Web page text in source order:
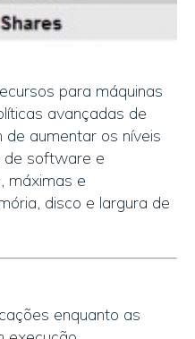
para máquinas
avançadas de
aumentar os níveis
de software e
máximas e
disco e largura de
enquanto as